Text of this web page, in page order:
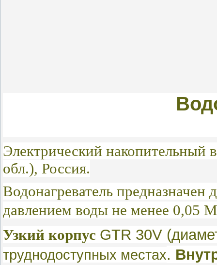
Электрический накопительный
обл.), Россия.
Водонагреватель
давлением воды не менее 0,05
Узкий корпус GTR 30V
труднодоступных местах.